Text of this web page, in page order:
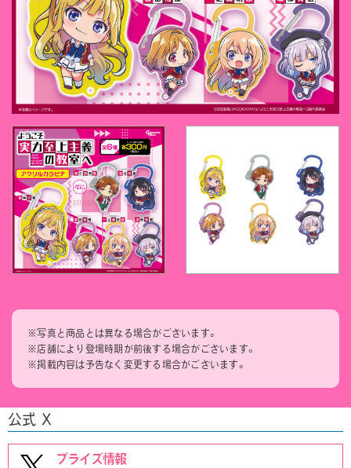
※写真と商品とは異なる場合がございます。
※店舗により登場時期が前後する場合がございます。
※掲載内容は予告なく変更する場合がございます。
公式 X
プライズ情報